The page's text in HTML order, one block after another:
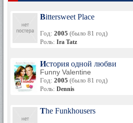
Bittersweet Place
Год: 2005 (было 81 год)
Роль: Ira Tatz
История одной любви
Funny Valentine
Год: 2005 (было 81 год)
Роль: Dennis
The Funkhousers